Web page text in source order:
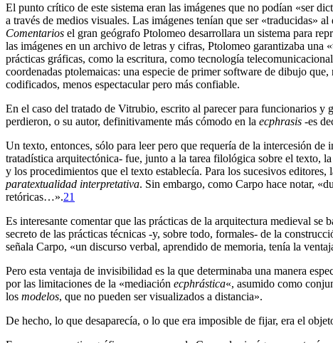
El punto crítico de este sistema eran las imágenes que no podían «ser
a través de medios visuales. Las imágenes tenían que ser «traducidas»
Comentarios el gran geógrafo Ptolomeo desarrollara un sistema para
las imágenes en un archivo de letras y cifras, Ptolomeo garantizaba una
prácticas gráficas, como la escritura, como tecnología
coordenadas ptolemaicas: una especie de primer software de dibujo
codificados, menos espectacular pero más confiable.
En el caso del tratado de Vitrubio, escrito al parecer para funcionarios y
perdieron, o su autor, definitivamente más cómodo en la ecphrasis -es
Un texto, entonces, sólo para leer pero que requería de la intercesión
tratadística arquitectónica- fue, junto a la tarea filológica sobre el texto,
y los procedimientos que el texto establecía. Para los sucesivos
paratextualidad interpretativa. Sin embargo, como Carpo hace notar,
retóricas…».21
Es interesante comentar que las prácticas de la arquitectura medieval
secreto de las prácticas técnicas -y, sobre todo, formales- de la
señala Carpo, «un discurso verbal, aprendido de memoria, tenía la
Pero esta ventaja de invisibilidad es la que determinaba una manera
por las limitaciones de la «mediación ecphrástica«, asumido como
los modelos, que no pueden ser visualizados a distancia».
De hecho, lo que desaparecía, o lo que era imposible de fijar, era el